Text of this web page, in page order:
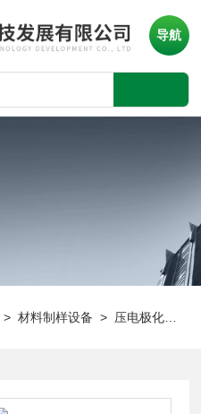
导航
>材料制样设备 > 压电极化装置